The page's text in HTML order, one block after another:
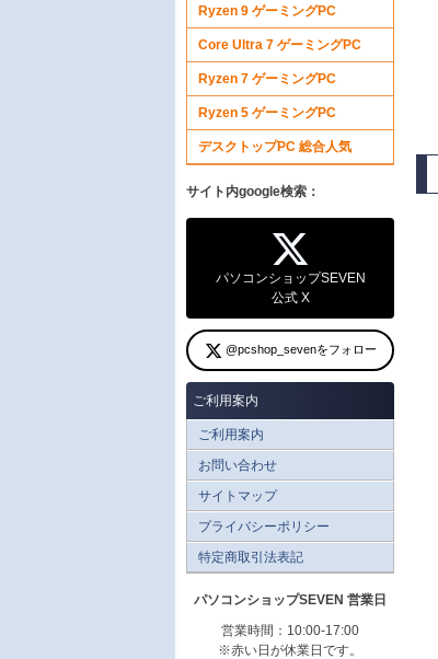
Ryzen 9 ゲーミングPC
Core Ultra 7 ゲーミングPC
Ryzen 7 ゲーミングPC
Ryzen 5 ゲーミングPC
デスクトップPC 総合人気
サイト内google検索：
パソコンショップSEVEN
公式 X
@pcshop_sevenをフォロー
ご利用案内
ご利用案内
お問い合わせ
サイトマップ
プライバシーポリシー
特定商取引法表記
パソコンショップSEVEN 営業日
営業時間：10:00-17:00
※赤い日が休業日です。